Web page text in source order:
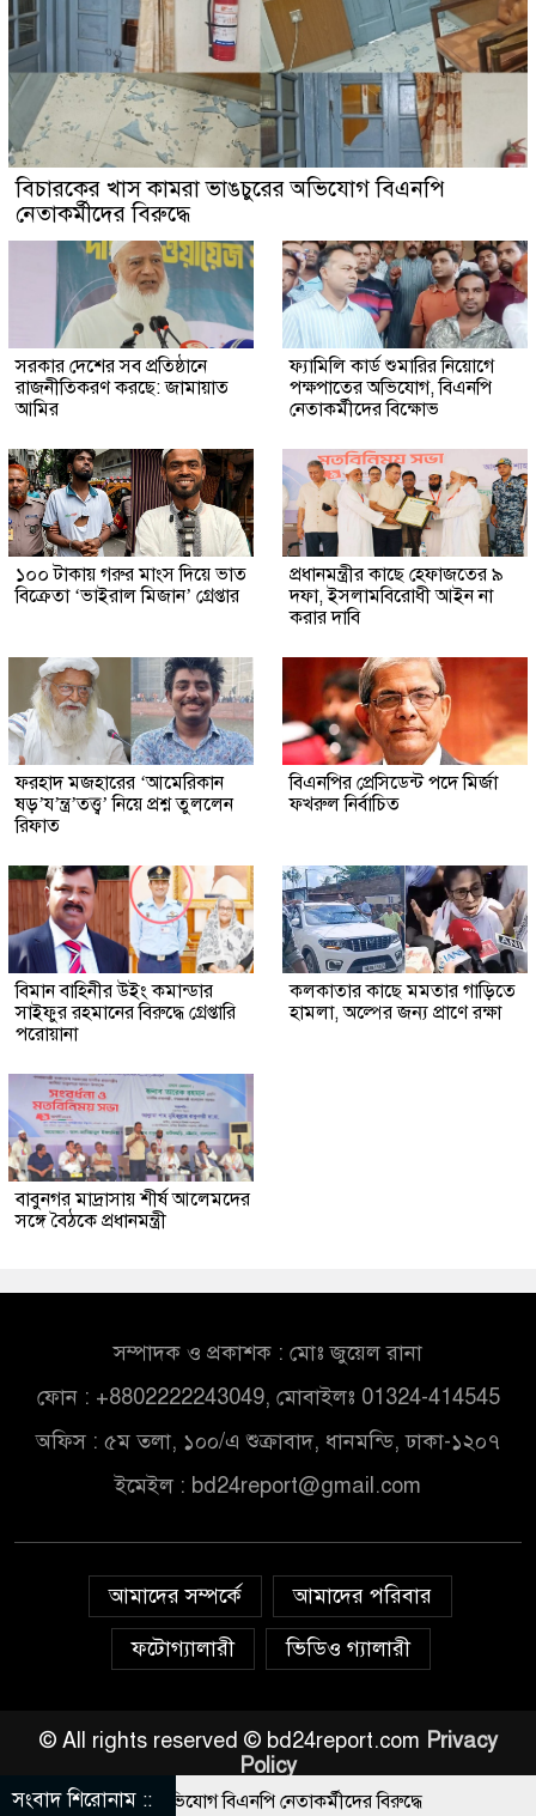
বিচারকের খাস কামরা ভাঙচুরের অভিযোগ বিএনপি
নেতাকর্মীদের বিরুদ্ধে
সরকার দেশের সব প্রতিষ্ঠানে
রাজনীতিকরণ করছে: জামায়াত
আমির
ফ্যামিলি কার্ড শুমারির নিয়োগে
পক্ষপাতের অভিযোগ, বিএনপি
নেতাকর্মীদের বিক্ষোভ
১০০ টাকায় গরুর মাংস দিয়ে ভাত
বিক্রেতা ‘ভাইরাল মিজান’ গ্রেপ্তার
প্রধানমন্ত্রীর কাছে হেফাজতের ৯
দফা, ইসলামবিরোধী আইন না
করার দাবি
ফরহাদ মজহারের ‘আমেরিকান
ষড়’য’ন্ত্র’তত্ত্ব’ নিয়ে প্রশ্ন তুললেন
রিফাত
বিএনপির প্রেসিডেন্ট পদে মির্জা
ফখরুল নির্বাচিত
বিমান বাহিনীর উইং কমান্ডার
সাইফুর রহমানের বিরুদ্ধে গ্রেপ্তারি
পরোয়ানা
কলকাতার কাছে মমতার গাড়িতে
হামলা, অল্পের জন্য প্রাণে রক্ষা
বাবুনগর মাদ্রাসায় শীর্ষ আলেমদের
সঙ্গে বৈঠকে প্রধানমন্ত্রী
সম্পাদক ও প্রকাশক : মোঃ জুয়েল রানা
ফোন : +8802222243049, মোবাইলঃ 01324-414545
অফিস : ৫ম তলা, ১০০/এ শুক্রাবাদ, ধানমন্ডি, ঢাকা-১২০৭
ইমেইল : bd24report@gmail.com
আমাদের সম্পর্কে
আমাদের পরিবার
ফটোগ্যালারী
ভিডিও গ্যালারী
© All rights reserved © bd24report.com Privacy
Policy
সংবাদ শিরোনাম ::
ভাঙচুরের অভিযোগ বিএনপি নেতাকর্মীদের বিরুদ্ধে